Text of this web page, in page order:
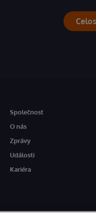
Společnost
O nás
Zprávy
Události
Kariéra